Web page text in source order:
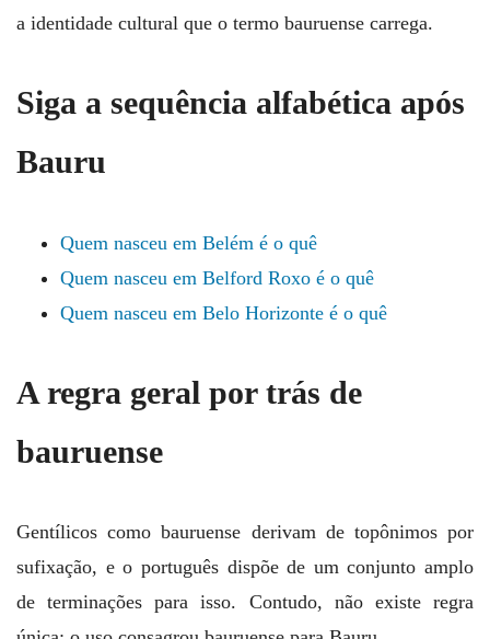
a identidade cultural que o termo bauruense carrega.
Siga a sequência alfabética após
Bauru
Quem nasceu em Belém é o quê
Quem nasceu em Belford Roxo é o quê
Quem nasceu em Belo Horizonte é o quê
A regra geral por trás de
bauruense
Gentílicos como bauruense derivam de topônimos por
sufixação, e o português dispõe de um conjunto amplo
de terminações para isso. Contudo, não existe regra